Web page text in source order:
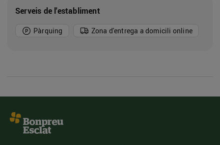
Serveis de l'establiment
Pàrquing Zona d'entrega a domicili online